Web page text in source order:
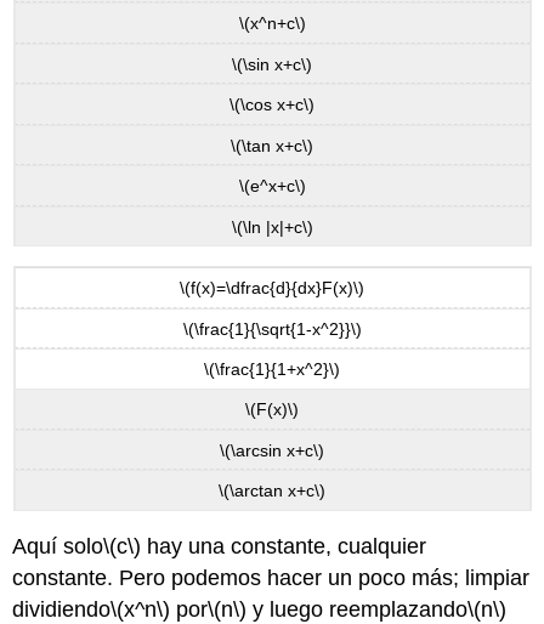
\(x^n+c\)
\(\sin x+c\)
\(\cos x+c\)
\(\tan x+c\)
\(e^x+c\)
\(\ln |x|+c\)
\(f(x)=\dfrac{d}{dx}F(x)\)
\(\frac{1}{\sqrt{1-x^2}}\)
\(\frac{1}{1+x^2}\)
\(F(x)\)
\(\arcsin x+c\)
\(\arctan x+c\)
Aquí solo\(c\) hay una constante, cualquier
constante. Pero podemos hacer un poco más; limpiar
dividiendo\(x^n\) por\(n\) y luego reemplazando\(n\)